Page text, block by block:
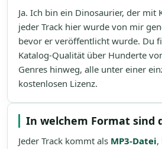
Ja. Ich bin ein Dinosaurier, der
jeder Track hier wurde von mir
bevor er veröffentlicht wurde. Du
Katalog-Qualität über Hunderte
Genres hinweg, alle unter einer
kostenlosen Lizenz.
In welchem Format sind
Jeder Track kommt als MP3-Datei,